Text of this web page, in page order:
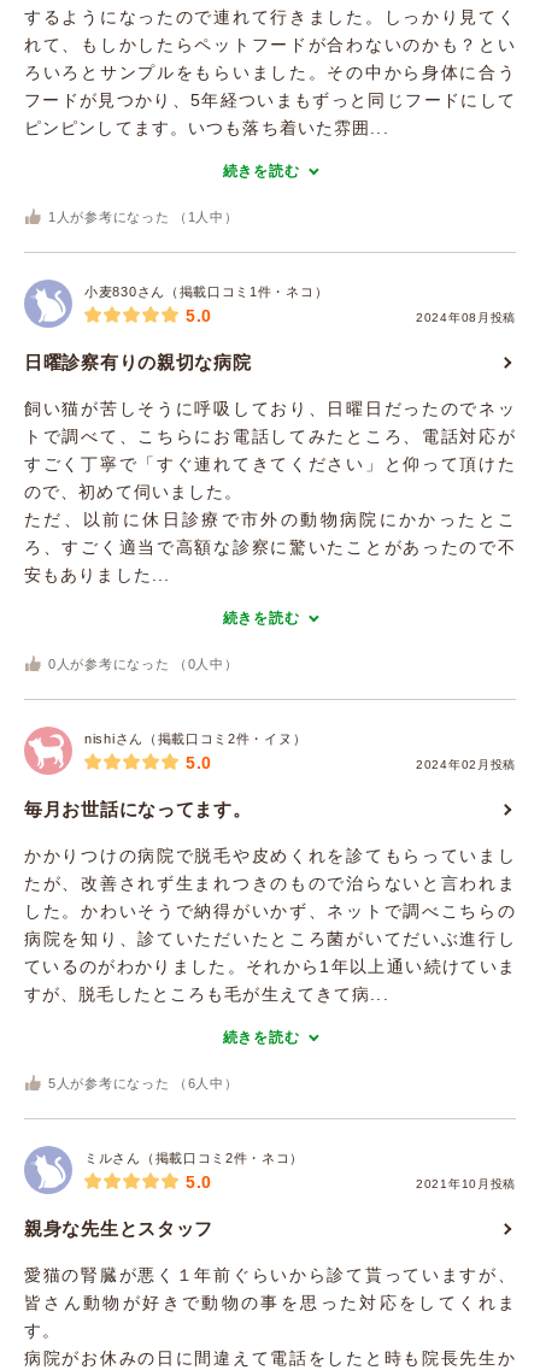
するようになったので連れて行きました。しっかり見てく
れて、もしかしたらペットフードが合わないのかも？とい
ろいろとサンプルをもらいました。その中から身体に合う
フードが見つかり、5年経ついまもずっと同じフードにして
ピンピンしてます。いつも落ち着いた雰囲...
続きを読む
1 人が参考になった （ 1 人中）
小麦830さん（掲載口コミ1件・ネコ）
2024年08月投稿
5.0
日曜診察有りの親切な病院
飼い猫が苦しそうに呼吸しており、日曜日だったのでネッ
トで調べて、こちらにお電話してみたところ、電話対応が
すごく丁寧で「すぐ連れてきてください」と仰って頂けた
ので、初めて伺いました。
ただ、以前に休日診療で市外の動物病院にかかったとこ
ろ、すごく適当で高額な診察に驚いたことがあったので不
安もありました...
続きを読む
0 人が参考になった （ 0 人中）
nishiさん（掲載口コミ2件・イヌ）
2024年02月投稿
5.0
毎月お世話になってます。
かかりつけの病院で脱毛や皮めくれを診てもらっていまし
たが、改善されず生まれつきのもので治らないと言われま
した。かわいそうで納得がいかず、ネットで調べこちらの
病院を知り、診ていただいたところ菌がいてだいぶ進行し
ているのがわかりました。それから1年以上通い続けていま
すが、脱毛したところも毛が生えてきて病...
続きを読む
5 人が参考になった （ 6 人中）
ミルさん（掲載口コミ2件・ネコ）
2021年10月投稿
5.0
親身な先生とスタッフ
愛猫の腎臓が悪く１年前ぐらいから診て貰っていますが、
皆さん動物が好きで動物の事を思った対応をしてくれま
す。
病院がお休みの日に間違えて電話をしたと時も院長先生か